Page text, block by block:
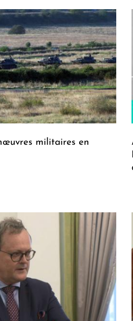
militaires en